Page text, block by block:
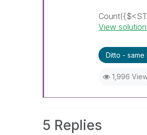
View
Ditto - same
1,996
5 Replies